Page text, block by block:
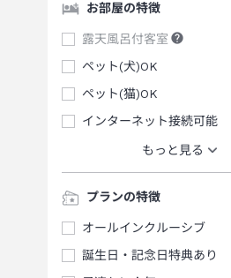
お部屋の特徴
露天風呂付客室
ペット(犬)OK
ペット(猫)OK
インターネット接続可能
もっと見る
プランの特徴
オールインクルーシブ
誕生日・記念日特典あり